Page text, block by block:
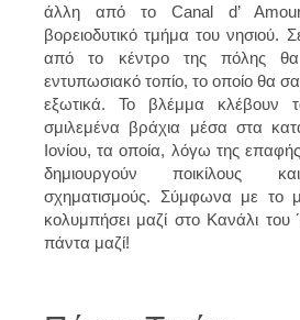
άλλη από το Canal d’
βορειοδυτικό τμήμα του νησιού.
από το κέντρο της πόλης θα
εντυπωσιακό τοπίο, το οποίο θα
εξωτικά. Το βλέμμα κλέβουν
σμιλεμένα βράχια μέσα στα
Ιονίου, τα οποία, λόγω της
δημιουργούν ποικίλους
σχηματισμούς. Σύμφωνα με το
κολυμπήσει μαζί στο Κανάλι του
πάντα μαζί!